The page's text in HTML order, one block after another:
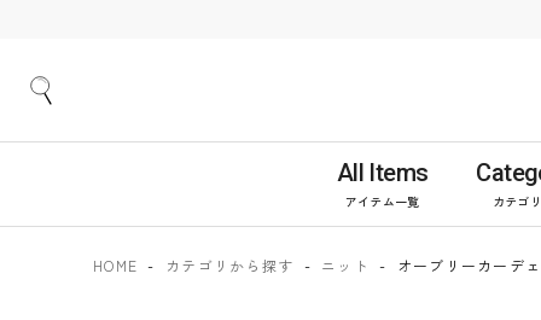
All Items
アイテム一覧 カテゴ
HOME カテゴリから探す ニット オーブリーカーデ